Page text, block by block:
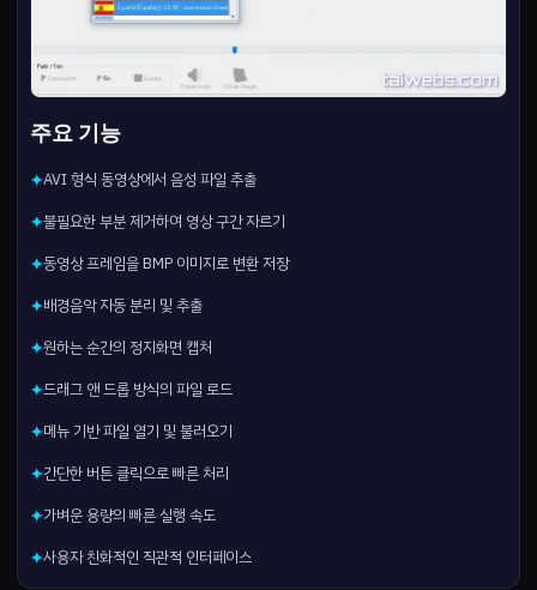
주요 기능
✦AVI 형식 동영상에서 음성 파일 추출
✦불필요한 부분 제거하여 영상 구간 자르기
✦동영상 프레임을 BMP 이미지로 변환 저장
✦배경음악 자동 분리 및 추출
✦원하는 순간의 정지화면 캡처
✦드래그 앤 드롭 방식의 파일 로드
✦메뉴 기반 파일 열기 및 불러오기
✦간단한 버튼 클릭으로 빠른 처리
✦가벼운 용량의 빠른 실행 속도
✦사용자 친화적인 직관적 인터페이스